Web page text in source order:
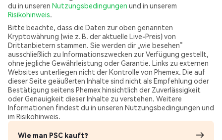
du in unseren Nutzungsbedingungen und in unserem
Risikohinweis.
Bitte beachte, dass die Daten zur oben genannten
Kryptowährung (wie z. B. der aktuelle Live-Preis) von
Drittanbietern stammen. Sie werden dir „wie besehen“
ausschließlich zu Informationszwecken zur Verfügung gestellt,
ohne jegliche Gewährleistung oder Garantie. Links zu externen
Websites unterliegen nicht der Kontrolle von Phemex. Die auf
dieser Seite geäußerten Inhalte sind nicht als Empfehlung oder
Bestätigung seitens Phemex hinsichtlich der Zuverlässigkeit
oder Genauigkeit dieser Inhalte zu verstehen. Weitere
Informationen findest du in unseren Nutzungsbedingungen und
im Risikohinweis.
Wie man PSC kauft?